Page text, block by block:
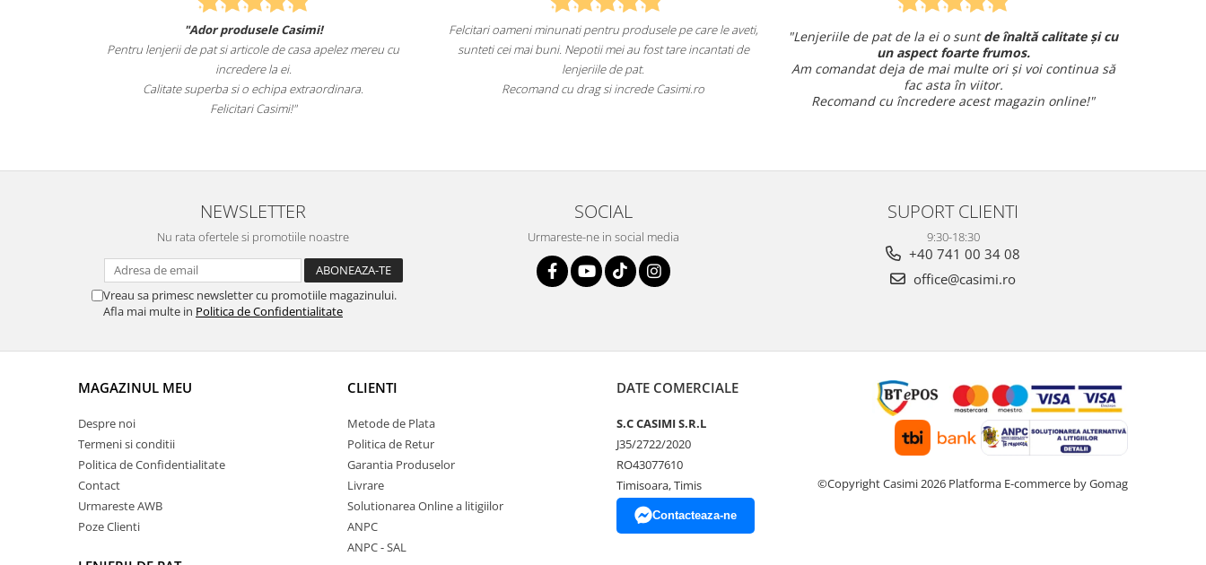
de pat si articole de casa apelez mereu cu
superba si o echipa extraordinara.
Felcitari oameni minunati pentru produsele pe care le aveti,
sunteti cei mai buni. Nepotii mei au fost tare incantati de
Recomand cu drag si increde Casimi.ro
"Lenjeriile de pat de la ei o suntde înaltă calitate și cu
un aspect foarte frumos.
Am comandat deja de mai multe ori și voi continua să
Recomand cu încredere acest magazin online!"
Am comandat o lenjerie de pat
și am avut o întrebare și
NEWSLETTER
Nu rata ofertele si promotiile noastre
Vreau sa primesc newsletter cu promotiile magazinului.
Afla mai multe in Politica de Confidentialitate
SOCIAL
Urmareste-ne in social media
SUPORT CLIENTI
9:30-18:30
+40 741 00 34 08
office@casimi.ro
MAGAZINUL MEU
Despre noi
Termeni si conditii
Politica de Confidentialitate
Contact
Urmareste AWB
Poze Clienti
CLIENTI
Metode de Plata
Politica de Retur
Garantia Produselor
Livrare
Solutionarea Online a litigiilor
ANPC
ANPC - SAL
DATE COMERCIALE
S.C CASIMI S.R.L
J35/2722/2020
RO43077610
Timisoara, Timis
Contacteaza-ne
©Copyright Casimi 2026 Platforma E-commerce by Gomag